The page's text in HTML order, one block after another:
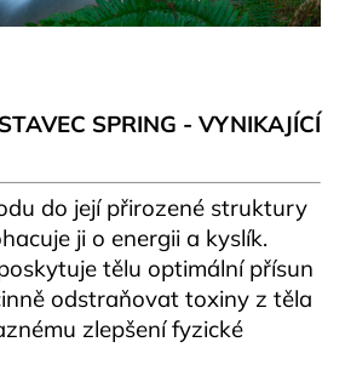
SPRING - VYNIKAJÍCÍ
do její přirozené struktury
ji o energii a kyslík.
tělu optimální přísun
odstraňovat toxiny z těla
zlepšení fyzické